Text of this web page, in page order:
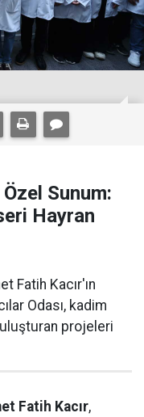
Sunum:
Hayran
Fatih Kacır'ın
Odası, kadim
projeleri
Fatih Kacır,